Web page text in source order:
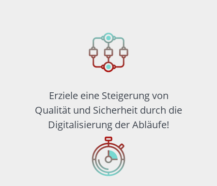
Erziele eine Steigerung von
Qualität und Sicherheit durch die
Digitalisierung der Abläufe!